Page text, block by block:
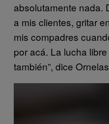
absolutamente nada.
a mis clientes, gritar
mis compadres
por acá. La lucha
también”, dice